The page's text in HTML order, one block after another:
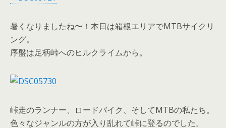
暑くなりましたね〜！本日は箱根エリアでMTBサイクリ
ング。
序盤は足柄峠へのヒルクライムから。
峠走のランナー、ロードバイク、そしてMTBの私たち。
色々なジャンルの方が入り乱れて峠に登るのでした。